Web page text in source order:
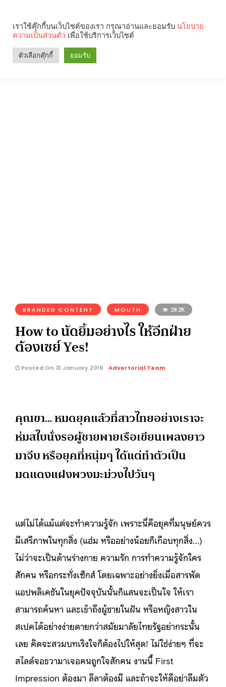
BRANDED CONTENT MOUTH 28.2K
How to นัดยิ้มอย่างไร ให้อีกฝ่าย
ต้องเซย์ Yes!
Posted On 31 January 2019 Advertorial Team
คุณขา… หมดยุคแล้วที่สาวไทยอย่างเราจะ
ห่มสไบนั่งรอผู้ชายพายเรือเขียนเพลงยาว
มาจีบ หรือยุคที่หนุ่มๆ ได้แต่ทำตัวเป็น
มดแดงแฝงพวงมะม่วงไปวันๆ
แต่ไม่ได้แม้แต่จะทำความรู้จัก เพราะนี่คือยุคที่มนุษย์ควร
มีเสรีภาพในทุกสิ่ง (แฮ่ม หรืออย่างน้อยก็เกือบทุกสิ่ง…)
ไม่ว่าจะเป็นด้านร่างกาย ความรัก การทำความรู้จักใคร
สักคน หรือกระทั่งเซ็กส์ โดยเฉพาะอย่างยิ่งเมื่อสารพัด
แอปพลิเคชันในยุคปัจจุบันนั้นก็แสนจะเป็นใจ ให้เรา
สามารถค้นหา และเข้าถึงผู้ชายในฝัน หรือหญิงสาวใน
สเปคได้อย่างง่ายดายกว่าสมัยมาลัยไทยรัฐอย่ากระนั้น
เลย คิดจะสวมบทเริงใจก็ต้องไปให้สุด! ไม่ใช่ง่ายๆ ที่จะ
สไลด์จอขวามาเจอคนถูกใจสักคน งานนี้ First
Impression ต้องมา ลีลาต้องมี และถ้าจะให้ดีอย่าลืมตัว
เราใช้คุ๊กกี้บนเว็บไซต์ของเรา กรุณาอ่านและยอมรับ นโยบาย
ความเป็นส่วนตัว เพื่อใช้บริการเว็บไซต์
ตัวเลือกคุ๊กกี้ ยอมรับ